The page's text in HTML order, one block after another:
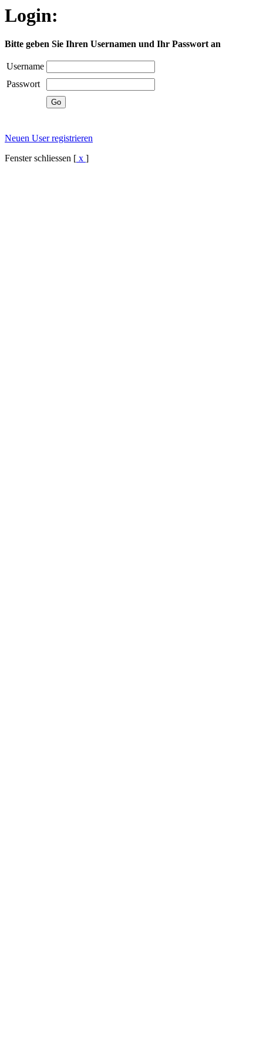
Login:
Bitte geben Sie Ihren Usernamen und Ihr Passwort an
Username
Passwort
Neuen User registrieren
Fenster schliessen [ x ]